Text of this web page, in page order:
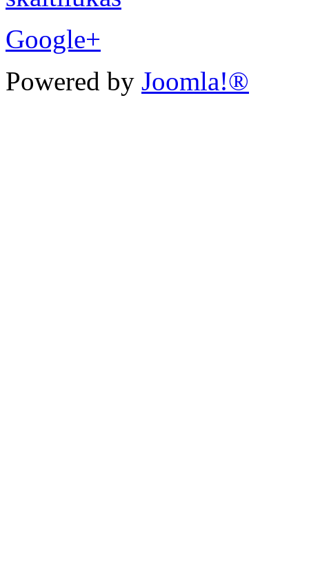
Google+
Powered by Joomla!®